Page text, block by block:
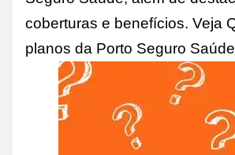
coberturas e benefícios. Veja
planos da Porto Seguro